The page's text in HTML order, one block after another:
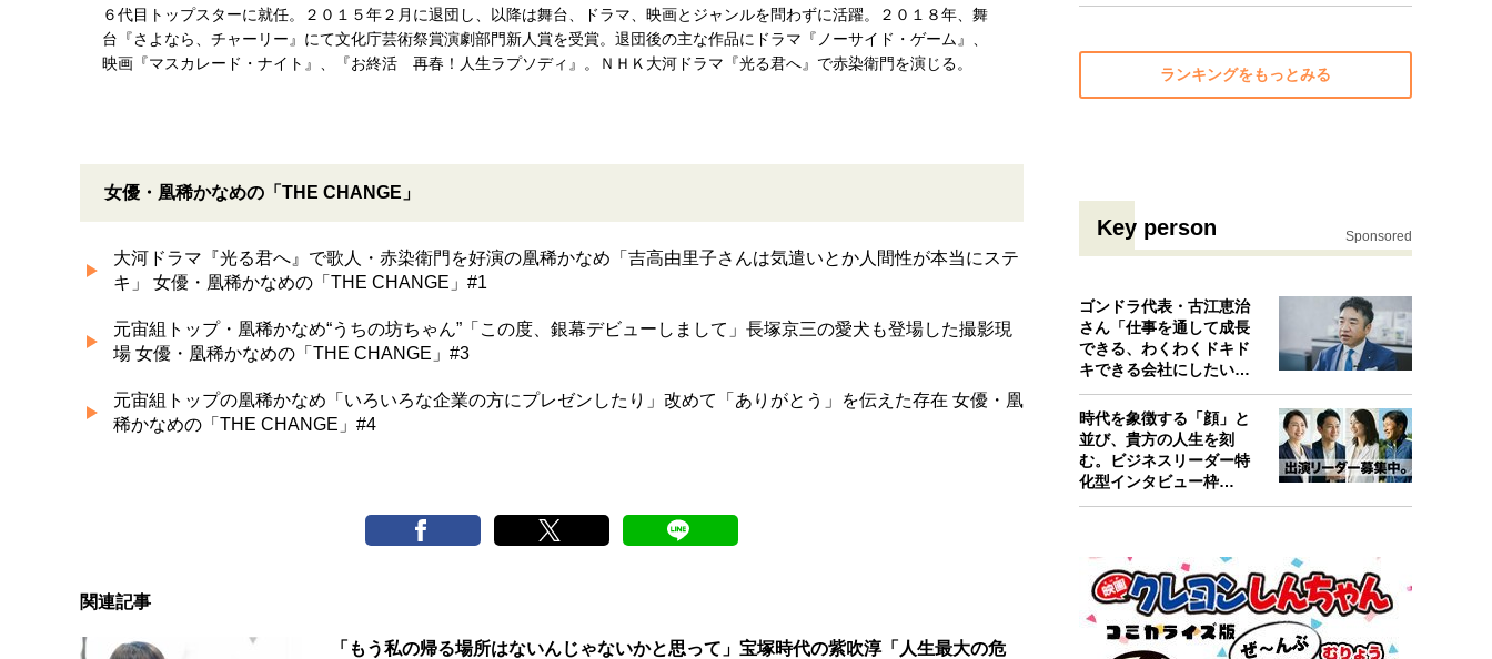
６代目トップスターに就任。２０１５年２月に退団し、以降は舞台、ドラマ、映画とジャンルを問わずに活躍。２０１８年、舞
台『さよなら、チャーリー』にて文化庁芸術祭賞演劇部門新人賞を受賞。退団後の主な作品にドラマ『ノーサイド・ゲーム』、
映画『マスカレード・ナイト』、『お終活 再春！人生ラプソディ』。ＮＨＫ大河ドラマ『光る君へ』で赤染衛門を演じる。
女優・凰稀かなめの「THE CHANGE」
大河ドラマ『光る君へ』で歌人・赤染衛門を好演の凰稀かなめ「吉高由里子さんは気遣いとか人間性が本当にステ
キ」 女優・凰稀かなめの「THE CHANGE」#1
元宙組トップ・凰稀かなめ“うちの坊ちゃん”「この度、銀幕デビューしまして」長塚京三の愛犬も登場した撮影現
場 女優・凰稀かなめの「THE CHANGE」#3
元宙組トップの凰稀かなめ「いろいろな企業の方にプレゼンしたり」改めて「ありがとう」を伝えた存在 女優・凰
稀かなめの「THE CHANGE」#4
関連記事
「もう私の帰る場所はないんじゃないかと思って」宝塚時代の紫吹淳「人生最大の危
ランキングをもっとみる
Key person Sponsored
ゴンドラ代表・古江恵治
さん「仕事を通して成長
できる、わくわくドキド
キできる会社にしたいと
考えたんで…
時代を象徴する「顔」と
並び、貴方の人生を刻
む。ビジネスリーダー特
化型インタビュー枠
『Key person』始…